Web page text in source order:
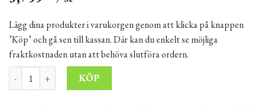
Lägg dina produkter i varukorgen genom att klicka på knappen
’Köp’ och gå sen till kassan. Där kan du enkelt se möjliga
fraktkostnaden utan att behöva slutföra ordern.
Underjordisk droppledning XFS2333100 100 m mängd
KÖP